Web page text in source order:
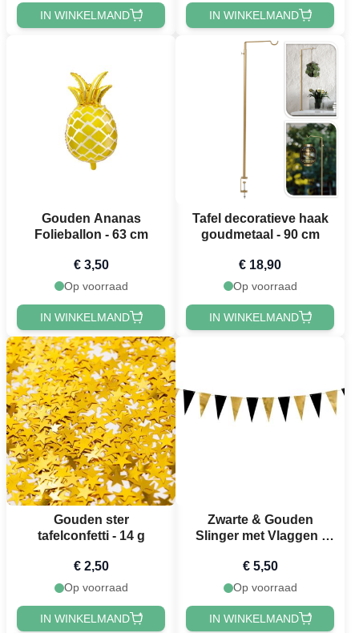
IN WINKELMAND IN WINKELMAND
Gouden Ananas
Folieballon - 63 cm
€ 3,50
Op voorraad
IN WINKELMAND
Tafel decoratieve haak
goudmetaal - 90 cm
€ 18,90
Op voorraad
IN WINKELMAND
Gouden ster
tafelconfetti - 14 g
€ 2,50
Op voorraad
IN WINKELMAND
Zwarte & Gouden
Slinger met Vlaggen -
€ 5,50
Op voorraad
IN WINKELMAND